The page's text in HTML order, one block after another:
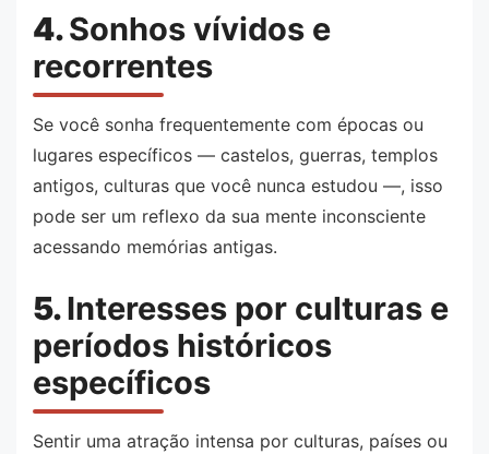
4.Sonhos vívidos e
recorrentes
Se você sonha frequentemente com épocas ou
lugares específicos — castelos, guerras, templos
antigos, culturas que você nunca estudou —, isso
pode ser um reflexo da sua mente inconsciente
acessando memórias antigas.
5.Interesses por culturas e
períodos históricos
específicos
Sentir uma atração intensa por culturas, países ou